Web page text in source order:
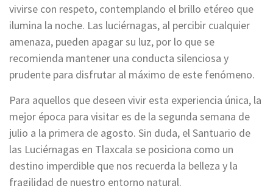
vivirse con respeto, contemplando el brillo etéreo que
ilumina la noche. Las luciérnagas, al percibir cualquier
amenaza, pueden apagar su luz, por lo que se
recomienda mantener una conducta silenciosa y
prudente para disfrutar al máximo de este fenómeno.
Para aquellos que deseen vivir esta experiencia única, la
mejor época para visitar es de la segunda semana de
julio a la primera de agosto. Sin duda, el Santuario de
las Luciérnagas en Tlaxcala se posiciona como un
destino imperdible que nos recuerda la belleza y la
fragilidad de nuestro entorno natural.